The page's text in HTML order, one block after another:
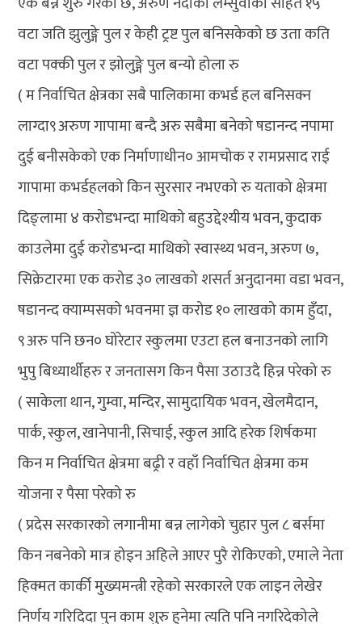
वटा जति झुलुङ्गे पुल र केही ट्रष्ट पुल बनिसकेको छ उता कति
वटा पक्की पुल र झोलुङ्गे पुल बन्यो होला रु
( म निर्वाचित क्षेत्रका सबै पालिकामा कभर्ड हल बनिसक्न
लाग्दा९अरुण गापामा बन्दै अरु सबैमा बनेको षडानन्द नपामा
दुई बनीसकेको एक निर्माणाधीन० आमचोक र रामप्रसाद राई
गापामा कभर्डहलको किन सुरसार नभएको रु यताको क्षेत्रमा
दिङ्लामा ४ करोडभन्दा माथिको बहुउद्देश्यीय भवन, कुदाक
काउलेमा दुई करोडभन्दा माथिको स्वास्थ्य भवन, अरुण ७,
सिक्रेटारमा एक करोड ३० लाखको शसर्त अनुदानमा वडा भवन,
षडानन्द क्याम्पसको भवनमा ज्ञ करोड १० लाखको काम हुँदा,
९अरु पनि छन० घोरेटार स्कुलमा एउटा हल बनाउनको लागि
भुपु बिध्यार्थीहरु र जनतासग किन पैसा उठाउदै हिन्न परेको रु
( साकेला थान, गुम्वा, मन्दिर, सामुदायिक भवन, खेलमैदान,
पार्क, स्कुल, खानेपानी, सिचाई, स्कुल आदि हरेक शिर्षकमा
किन म निर्वाचित क्षेत्रमा बढ्री र वहाँ निर्वाचित क्षेत्रमा कम
योजना र पैसा परेको रु
( प्रदेस सरकारको लगानीमा बन्न लागेको चुहार पुल ८ बर्समा
किन नबनेको मात्र होइन अहिले आएर पुरै रोकिएको, एमाले नेता
हिक्मत कार्की मुख्यमन्त्री रहेको सरकारले एक लाइन लेखेर
निर्णय गरिदिदा पुन काम शुरु हुनेमा त्यति पनि नगरिदेकोले